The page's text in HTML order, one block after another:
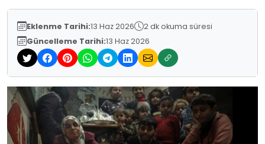
Eklenme Tarihi:13 Haz 2026
2 dk okuma süresi
Güncelleme Tarihi:13 Haz 2026